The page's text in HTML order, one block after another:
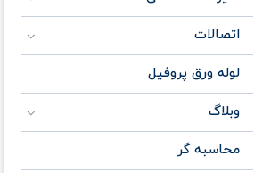
اتصالات
لوله ورق پروفیل
وبلاگ
محاسبه گر